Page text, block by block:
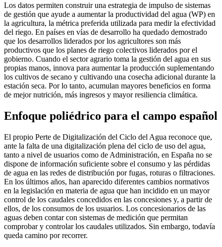
Los datos permiten construir una estrategia de impulso de sistemas
de gestión que ayude a aumentar la productividad del agua (WP) en
la agricultura, la métrica preferida utilizada para medir la efectividad
del riego. En países en vías de desarrollo ha quedado demostrado
que los desarrollos liderados por los agricultores son más
productivos que los planes de riego colectivos liderados por el
gobierno. Cuando el sector agrario toma la gestión del agua en sus
propias manos, innova para aumentar la producción suplementando
los cultivos de secano y cultivando una cosecha adicional durante la
estación seca. Por lo tanto, acumulan mayores beneficios en forma
de mejor nutrición, más ingresos y mayor resiliencia climática.
Enfoque poliédrico para el campo español
El propio Perte de Digitalización del Ciclo del Agua reconoce que,
ante la falta de una digitalización plena del ciclo de uso del agua,
tanto a nivel de usuarios como de Administración, en España no se
dispone de información suficiente sobre el consumo y las pérdidas
de agua en las redes de distribución por fugas, roturas o filtraciones.
En los últimos años, han aparecido diferentes cambios normativos
en la legislación en materia de agua que han incidido en un mayor
control de los caudales concedidos en las concesiones y, a partir de
ellos, de los consumos de los usuarios. Los concesionarios de las
aguas deben contar con sistemas de medición que permitan
comprobar y controlar los caudales utilizados. Sin embargo, todavía
queda camino por recorrer.